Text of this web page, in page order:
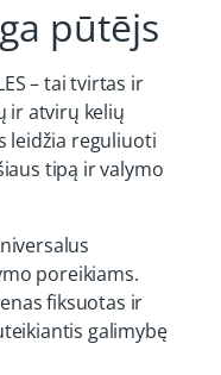
pūtējs
– tai tvirtas ir
ir atvirų kelių
leidžia reguliuoti
tipą ir valymo
poreikiams.
fiksuotas ir
galimybę